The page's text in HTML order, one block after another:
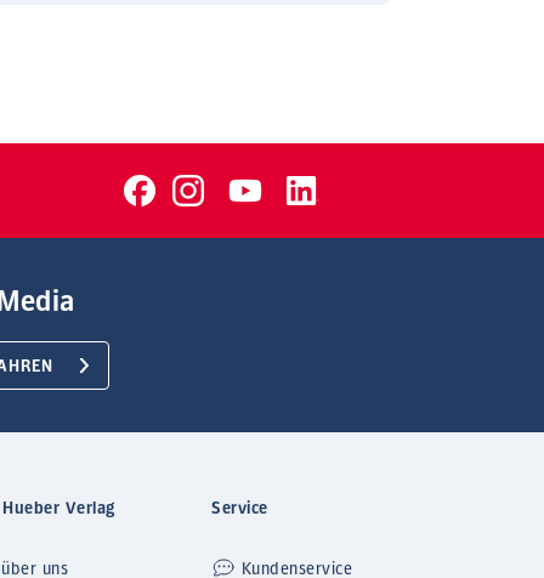
Hueber Verlag
uns
Service
Kundenservice